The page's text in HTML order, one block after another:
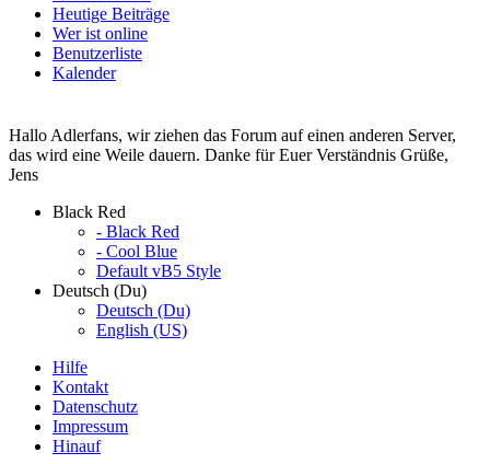
Heutige Beiträge
Wer ist online
Benutzerliste
Kalender
Hallo Adlerfans, wir ziehen das Forum auf einen anderen Server,
das wird eine Weile dauern. Danke für Euer Verständnis Grüße,
Jens
Black Red
- Black Red
- Cool Blue
Default vB5 Style
Deutsch (Du)
Deutsch (Du)
English (US)
Hilfe
Kontakt
Datenschutz
Impressum
Hinauf